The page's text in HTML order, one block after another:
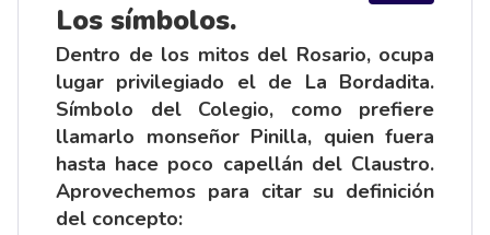
Los símbolos.
Dentro de los mitos del Rosario, ocupa
lugar privilegiado el de La Bordadita.
Símbolo del Colegio, como prefiere
llamarlo monseñor Pinilla, quien fuera
hasta hace poco capellán del Claustro.
Aprovechemos para citar su definición
del concepto: